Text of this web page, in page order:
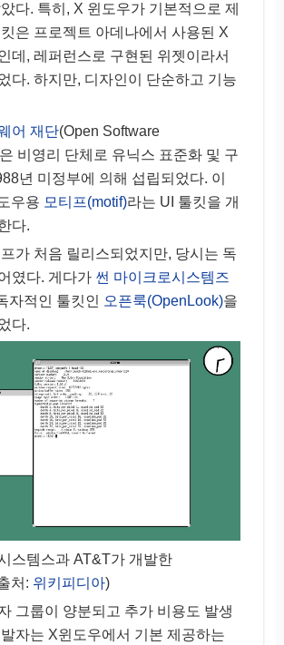
다. 특히, X 윈도우가 기본적으로 제
은 프로젝트 아데나에서 사용된 X
데, 레퍼런스로 구현된 위젯이라서
다. 하지만, 디자인이 단순하고 기능
어 재단(Open Software
비영리 단체로 유닉스 표준화 및 구
년 미정부에 의해 섭립되었다. 이
우용 모티프(motif)라는 UI 툴킷을 개
다.
가 처음 릴리스되었지만, 당시는 독
였다. 게다가 썬 마이크로시스템즈
자적인 툴킷인 오픈룩(OpenLook)을
다.
스템스과 AT&T가 개발한
처: 위키피디아)
그룹이 양분되고 추가 비용도 발생
자는 X윈도우에서 기본 제공하는